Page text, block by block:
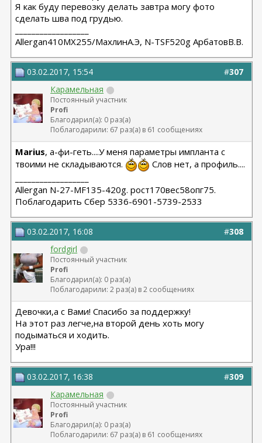
Я как буду перевозку делать завтра могу фото
сделать шва под грудью.
Allergan410MX255/МахлинА.Э, N-TSF520g АрбатовВ.В.
#307
03.02.2017, 15:54
Карамельная
Постоянный участник
Profi
Благодарил(а): 0 раз(а)
Поблагодарили: 67 раз(а) в 61 сообщениях
Marius, а-фи-геть....У меня параметры импланта с
твоими не складываются.
Слов нет, а профиль....
Allergan N-27-MF135-420g. рост170вес58опг75.
Поблагодарить Сбер 5336-6901-5739-2533
#308
03.02.2017, 16:08
fordgirl
Постоянный участник
Profi
Благодарил(а): 0 раз(а)
Поблагодарили: 2 раз(а) в 2 сообщениях
Девочки,а с Вами! Спасибо за поддержку!
На этот раз легче,на второй день хоть могу
подыматься и ходить.
Ура!!!
#309
03.02.2017, 16:38
Карамельная
Постоянный участник
Profi
Благодарил(а): 0 раз(а)
Поблагодарили: 67 раз(а) в 61 сообщениях